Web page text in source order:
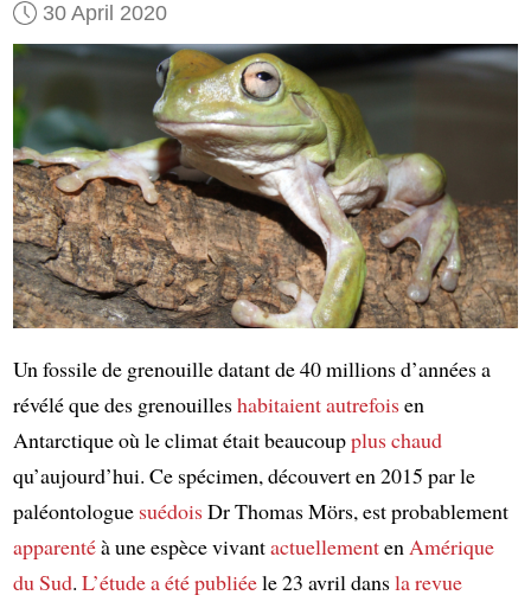
30 April 2020
Un fossile de grenouille datant de 40 millions d’années a
révélé que des grenouilleshabitaient autrefoisen
Antarctique où le climat était beaucoupplus chaud
qu’aujourd’hui. Ce spécimen, découvert en 2015 par le
paléontologue suédoisDr Thomas Mörs, est probablement
apparentéà une espèce vivantactuellementen Amérique
du Sud. L’étude a été publiéele 23 avril dansla revue